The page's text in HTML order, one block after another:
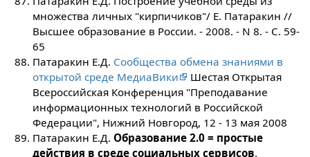
множества личных "кирпичиков"/ Е. Патаракин //
Высшее образование в России. - 2008. - N 8. - С. 59-
65
Патаракин Е.Д. Сообщества обмена знаниями в
открытой среде МедиаВики
Шестая Открытая
Всероссийская Конференция "Преподавание
информационных технологий в Российской
Федерации", Нижний Новгород, 12 - 13 мая 2008
Патаракин Е.Д. Образование 2.0 = простые
действия в среде социальных сервисов.